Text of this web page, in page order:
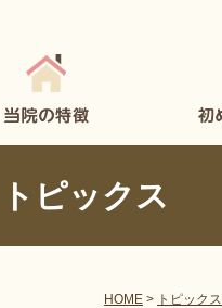
トピックス
HOME > トピックス